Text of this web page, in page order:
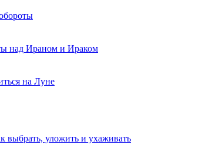
над Ираном и Ираком
на Луне
выбрать, уложить и ухаживать